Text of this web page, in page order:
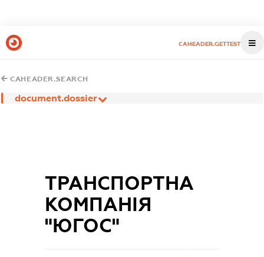
CAHEADER.GETTEST
CAHEADER.SEARCH
document.dossier
ТРАНСПОРТНА
КОМПАНІЯ
"ЮГОС"